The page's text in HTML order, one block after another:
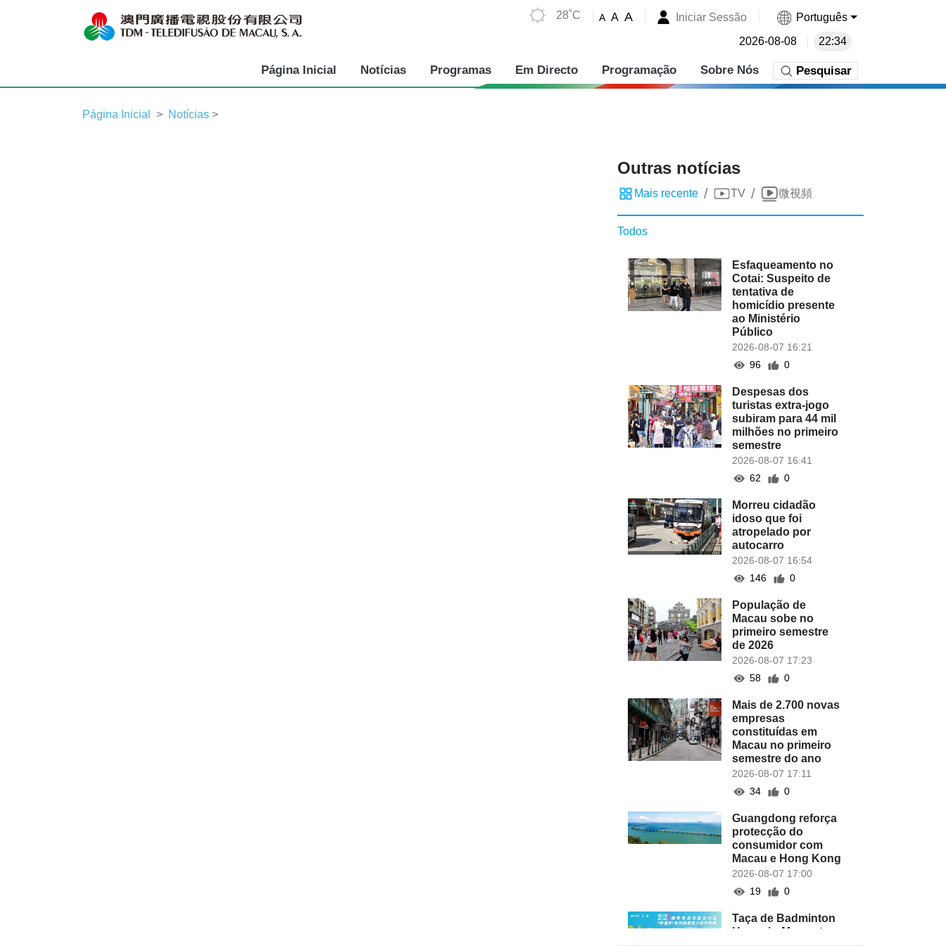
28˚C A A A Iniciar Sessão Português
2026-08-08 22:34
Página Inicial Notícias Programas Em Directo Programação Sobre Nós Pesquisar
Página Inicial Notícias >
Outras notícias
Mais recente / TV / 微視頻
Todos
Esfaqueamento no
Cotai: Suspeito de
tentativa de
homicídio presente
ao Ministério
Público
2026-08-07 16:21
96
0
Despesas dos
turistas extra-jogo
subiram para 44 mil
milhões no primeiro
semestre
2026-08-07 16:41
62
0
Morreu cidadão
idoso que foi
atropelado por
autocarro
2026-08-07 16:54
146
0
População de
Macau sobe no
primeiro semestre
de 2026
2026-08-07 17:23
58
0
Mais de 2.700 novas
empresas
constituídas em
Macau no primeiro
semestre do ano
2026-08-07 17:11
34
0
Guangdong reforça
protecção do
consumidor com
Macau e Hong Kong
2026-08-07 17:00
19
0
Taça de Badminton
Hengqin-Macau tem